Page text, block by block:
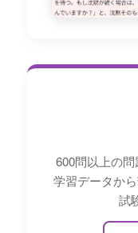
600問以上の問
学習データか
試